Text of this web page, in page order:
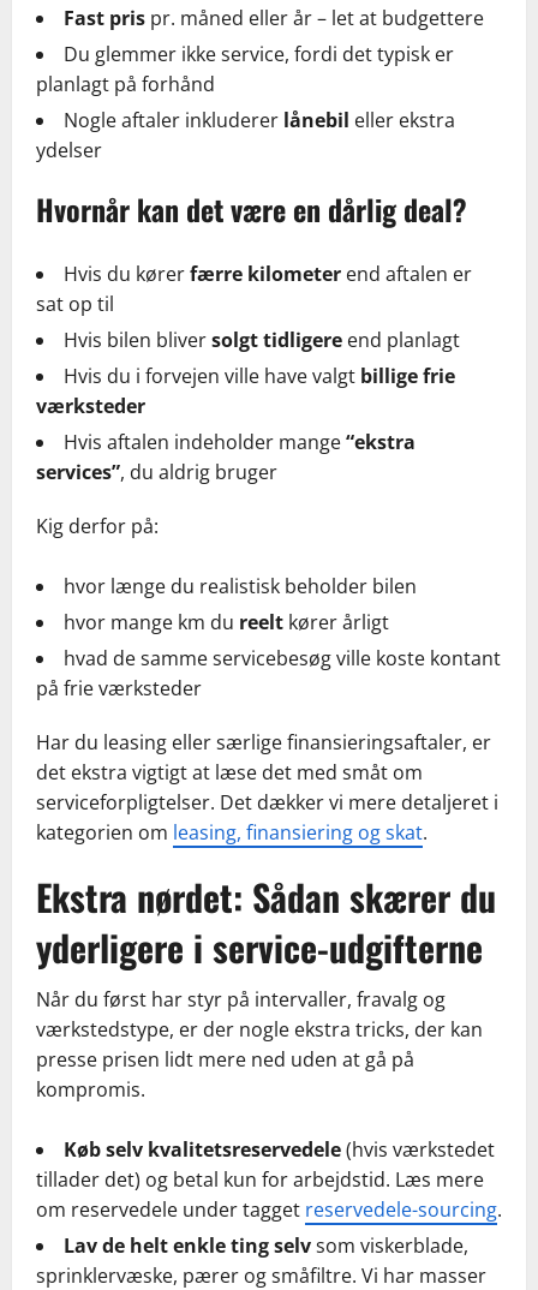
Fast pris pr. måned eller år – let at budgettere
Du glemmer ikke service, fordi det typisk er
planlagt på forhånd
Nogle aftaler inkluderer lånebil eller ekstra
ydelser
Hvornår kan det være en dårlig deal?
Hvis du kørerfærre kilometer end aftalen er
sat op til
Hvis bilen bliversolgt tidligere end planlagt
Hvis du i forvejen ville have valgt billige frie
værksteder
Hvis aftalen indeholder mange“ekstra
services”, du aldrig bruger
Kig derfor på:
hvor længe du realistisk beholder bilen
hvor mange km du reelt kører årligt
hvad de samme servicebesøg ville koste kontant
på frie værksteder
Har du leasing eller særlige finansieringsaftaler, er
det ekstra vigtigt at læse det med småt om
serviceforpligtelser. Det dækker vi mere detaljeret i
kategorien om leasing, finansiering og skat.
Ekstra nørdet: Sådan skærer du
yderligere i service-udgifterne
Når du først har styr på intervaller, fravalg og
værkstedstype, er der nogle ekstra tricks, der kan
presse prisen lidt mere ned uden at gå på
kompromis.
Køb selv kvalitetsreservedele(hvis værkstedet
tillader det) og betal kun for arbejdstid. Læs mere
om reservedele under tagget reservedele-sourcing.
Lav de helt enkle ting selvsom viskerblade,
sprinklervæske, pærer og småfiltre. Vi har masser